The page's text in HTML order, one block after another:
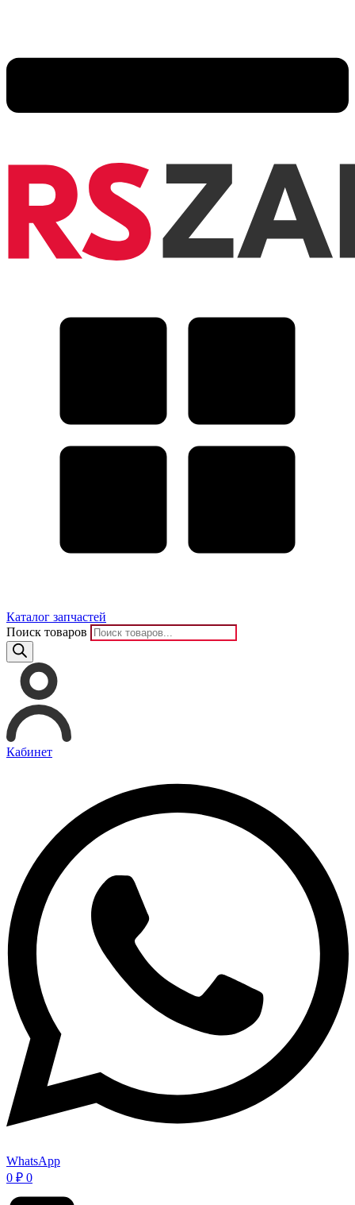
Каталог запчастей
Поиск товаров
Кабинет
WhatsApp
0 ₽ 0